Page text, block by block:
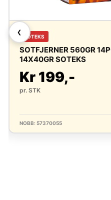
❮
SOTEKS
SOTFJERNER 560GR
14X40GR SOTEKS
Kr 199,-
pr. STK
NOBB: 57370055